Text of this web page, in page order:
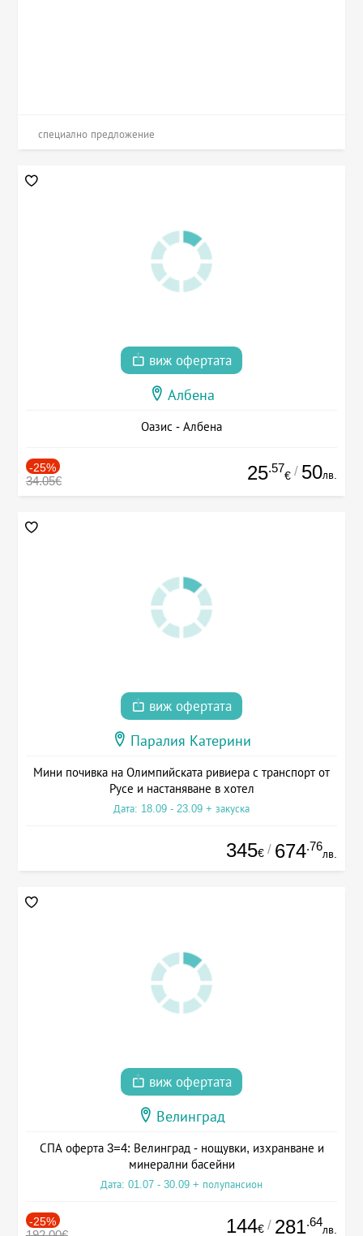
специално предложение
виж офертата
Албена
Оазис - Албена
-25%
34.05€ 25.57
€ / 50лв.
виж офертата
Паралия Катерини
Мини почивка на Олимпийската ривиера с транспорт от
Русе и настаняване в хотел
Дата: 18.09 - 23.09 + закуска
345€ / 674.76
лв.
виж офертата
Велинград
СПА оферта 3=4: Велинград - нощувки, изхранване и
минерални басейни
Дата: 01.07 - 30.09 + полупансион
-25% 144€ / 281.64
лв.